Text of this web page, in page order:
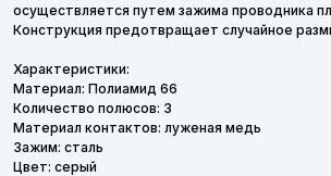
осуществляется путем зажима проводника
Конструкция предотвращает случайное
Характеристики:
Материал: Полиамид 66
Количество полюсов: 3
Материал контактов: луженая медь
Зажим: сталь
Цвет: серый